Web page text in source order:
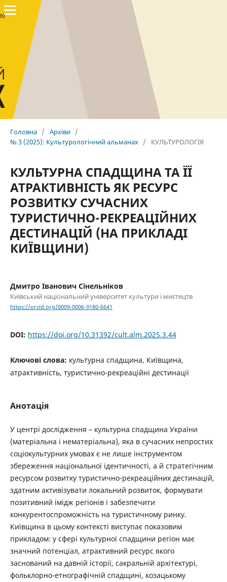
Головна / Архіви /
№ 3 (2025): Культурологічний альманах / КУЛЬТУРОЛОГІЯ
КУЛЬТУРНА СПАДЩИНА ТА ЇЇ
АТРАКТИВНІСТЬ ЯК РЕСУРС
РОЗВИТКУ СУЧАСНИХ
ТУРИСТИЧНО-РЕКРЕАЦІЙНИХ
ДЕСТИНАЦІЙ (НА ПРИКЛАДІ
КИЇВЩИНИ)
Дмитро Іванович Сінельніков
Київський національний університет культури і мистецтв
https://orcid.org/0009-0006-9180-6641
DOI: https://doi.org/10.31392/cult.alm.2025.3.44
Ключові слова: культурна спадщина, Київщина,
атрактивність, туристично-рекреаційні дестинації
Анотація
У центрі дослідження – культурна спадщина України
(матеріальна і нематеріальна), яка в сучасних непростих
соціокультурних умовах є не лише інструментом
збереження національної ідентичності, а й стратегічним
ресурсом розвитку туристично-рекреаційних дестинацій,
здатним активізувати локальний розвиток, формувати
позитивний імідж регіонів і забезпечити
конкурентоспроможність на туристичному ринку.
Київщина в цьому контексті виступає показовим
прикладом: у сфері культурної спадщини регіон має
значний потенціал, атрактивний ресурс якого
заснований на давній історії, сакральній архітектурі,
фольклорно-етнографічній спадщині, козацькому